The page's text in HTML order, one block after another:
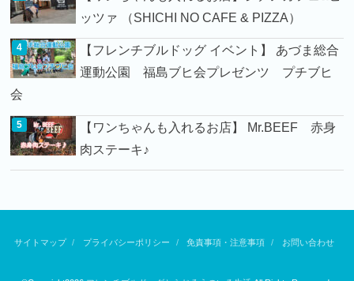
ッツァ （SHICHI NO CAFE & PIZZA）
【フレンチブルドッグ イベント】 あづま総合
運動公園 福島ブヒ会プレゼンツ プチブヒ
会
【ワンちゃんも入れるお店】 Mr.BEEF 赤身
肉ステーキ♪
サイトマップ プライバシーポリシー 免責事項・注意事項 お問い合わせ